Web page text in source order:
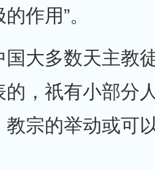
作用”。
国大多数天主教
的，祇有小部分
教宗的举动或可